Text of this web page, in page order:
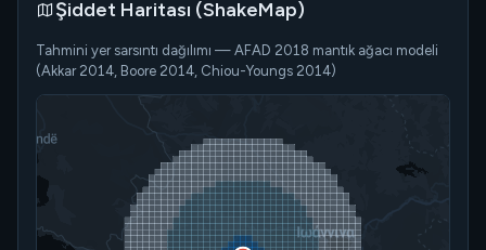
Şiddet Haritası (ShakeMap)
Tahmini yer sarsıntı dağılımı — AFAD 2018 mantık ağacı modeli
(Akkar 2014, Boore 2014, Chiou-Youngs 2014)